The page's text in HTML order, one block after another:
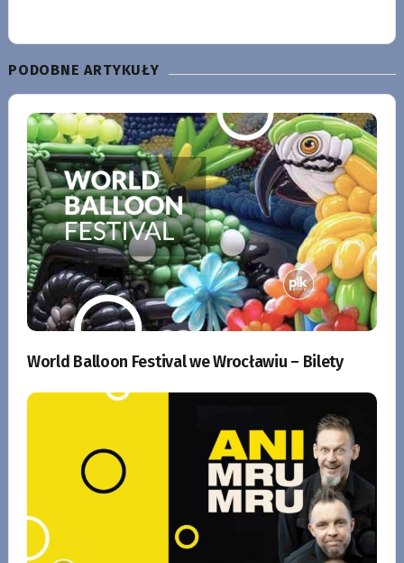
PODOBNE ARTYKUŁY
World Balloon Festival we Wrocławiu – Bilety